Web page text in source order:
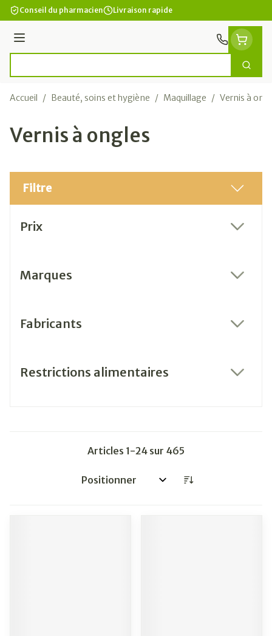
Aller au contenu
Conseil du pharmacien Livraison rapide
Menu
Accueil / Beauté, soins et hygiène / Maquillage / Vernis à
Vernis à ongles
Filtre
Prix
Marques
Fabricants
Restrictions alimentaires
Articles 1-24 sur 465
Trier par: